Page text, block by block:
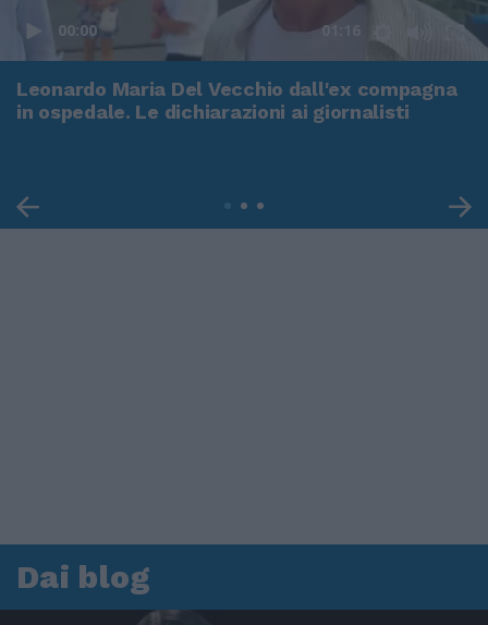
00:00 01:16
Leonardo Maria Del Vecchio dall'ex compagna
in ospedale. Le dichiarazioni ai giornalisti
Dai blog